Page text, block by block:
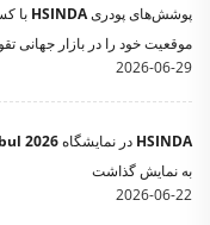
موقعیت خود را در بازار جهانی
2026-06-29
به نمایش گذاشت
2026-06-22